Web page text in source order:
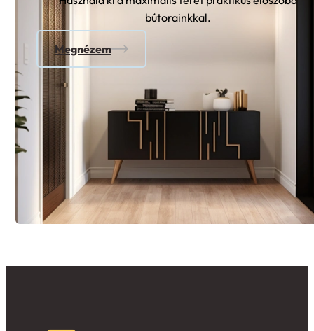
bútorainkkal.
Megnézem